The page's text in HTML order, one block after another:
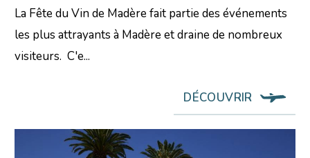
La Fête du Vin de Madère fait partie des événements
les plus attrayants à Madère et draine de nombreux
visiteurs. C'e...
DÉCOUVRIR